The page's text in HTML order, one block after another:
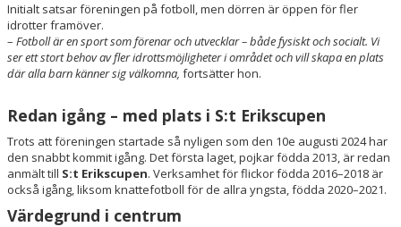
Initialt satsar föreningen på fotboll, men dörren är öppen för fler
idrotter framöver.
– Fotboll är en sport som förenar och utvecklar – både fysiskt och socialt. Vi
ser ett stort behov av fler idrottsmöjligheter i området och vill skapa en plats
där alla barn känner sig välkomna, fortsätter hon.
Redan igång – med plats i S:t Erikscupen
Trots att föreningen startade så nyligen som den 10e augusti 2024 har
den snabbt kommit igång. Det första laget, pojkar födda 2013, är redan
anmält till S:t Erikscupen. Verksamhet för flickor födda 2016–2018 är
också igång, liksom knattefotboll för de allra yngsta, födda 2020–2021.
Värdegrund i centrum